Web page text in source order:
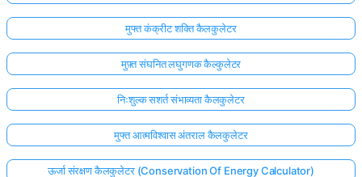
मुफ्त कंक्रीट शक्ति कैलकुलेटर
मुफ़्त संघनित लघुगणक कैल्कुलेटर
निःशुल्क सशर्त संभाव्यता कैलकुलेटर
मुफ्त आत्मविश्वास अंतराल कैलकुलेटर
ऊर्जा संरक्षण कैलकुलेटर (Conservation Of Energy Calculator)